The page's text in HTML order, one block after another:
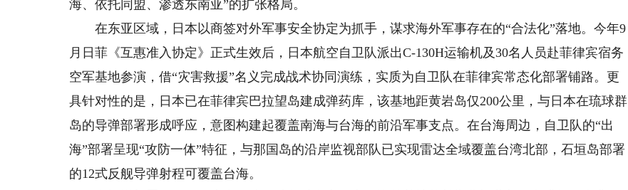
海、依托同盟、渗透东南亚”的扩张格局。
在东亚区域，日本以商签对外军事安全协定为抓手，谋求海外军事存在的“合法化”落地。今年9
月日菲《互惠准入协定》正式生效后，日本航空自卫队派出C-130H运输机及30名人员赴菲律宾宿务
空军基地参演，借“灾害救援”名义完成战术协同演练，实质为自卫队在菲律宾常态化部署铺路。更
具针对性的是，日本已在菲律宾巴拉望岛建成弹药库，该基地距黄岩岛仅200公里，与日本在琉球群
岛的导弹部署形成呼应，意图构建起覆盖南海与台海的前沿军事支点。在台海周边，自卫队的“出
海”部署呈现“攻防一体”特征，与那国岛的沿岸监视部队已实现雷达全域覆盖台湾北部，石垣岛部署
的12式反舰导弹射程可覆盖台海。